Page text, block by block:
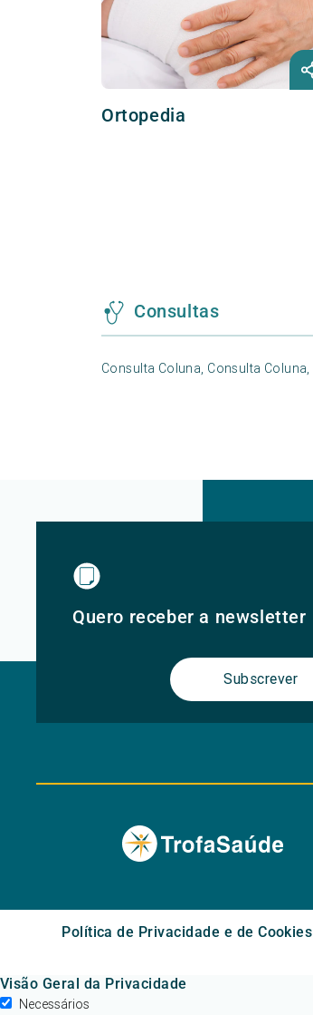
Ortopedia
Consultas
Consulta Coluna, Consulta Coluna,
Quero receber a newsletter
Subscrever
Política de Privacidade e de Cookies
Visão Geral da Privacidade
Necessários